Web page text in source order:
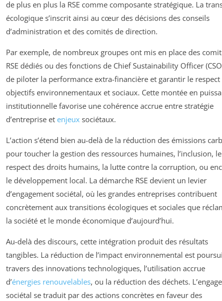
de plus en plus la RSE comme composante stratégique. La
écologique s’inscrit ainsi au cœur des décisions des conseils
d’administration et des comités de direction.
Par exemple, de nombreux groupes ont mis en place des
RSE dédiés ou des fonctions de Chief Sustainability Officer
de piloter la performance extra-financière et garantir le respect
objectifs environnementaux et sociaux. Cette montée en
institutionnelle favorise une cohérence accrue entre stratégie
d’entreprise et enjeux sociétaux.
L’action s’étend bien au-delà de la réduction des émissions
pour toucher la gestion des ressources humaines, l’inclusion, le
respect des droits humains, la lutte contre la corruption, ou
le développement local. La démarche RSE devient un levier
d’engagement sociétal, où les grandes entreprises contribuent
concrètement aux transitions écologiques et sociales que
la société et le monde économique d’aujourd’hui.
Au-delà des discours, cette intégration produit des résultats
tangibles. La réduction de l’impact environnemental est
travers des innovations technologiques, l’utilisation accrue
d’énergies renouvelables, ou la réduction des déchets.
sociétal se traduit par des actions concrètes en faveur des